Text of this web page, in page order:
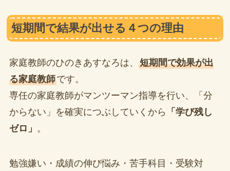
短期間で結果が出せる４つの理由
家庭教師のひのきあすなろは、 短期間で効果が出
る家庭教師です。
専任の家庭教師がマンツーマン指導を行い、「分
からない」を確実につぶしていくから
「学び残し
ゼロ」 。
勉強嫌い・成績の伸び悩み・苦手科目・受験対